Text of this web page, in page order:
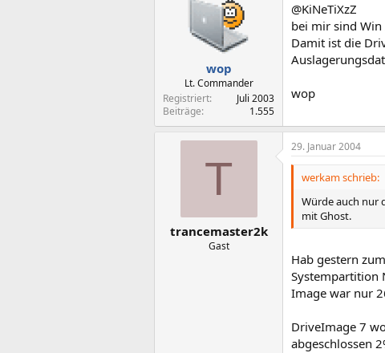
wop
Lt. Commander
Registriert
Juli 2003
Beiträge
1.555
@KiNeTiXzZ
bei mir sind Win
Damit ist die
wop
T
trancemaster2k
Gast
29. Januar 2004
werkam schrieb:
Würde auch nur
mit Ghost.
Hab gestern
Systempartition
Image war nur
DriveImage 7
abgeschlossen